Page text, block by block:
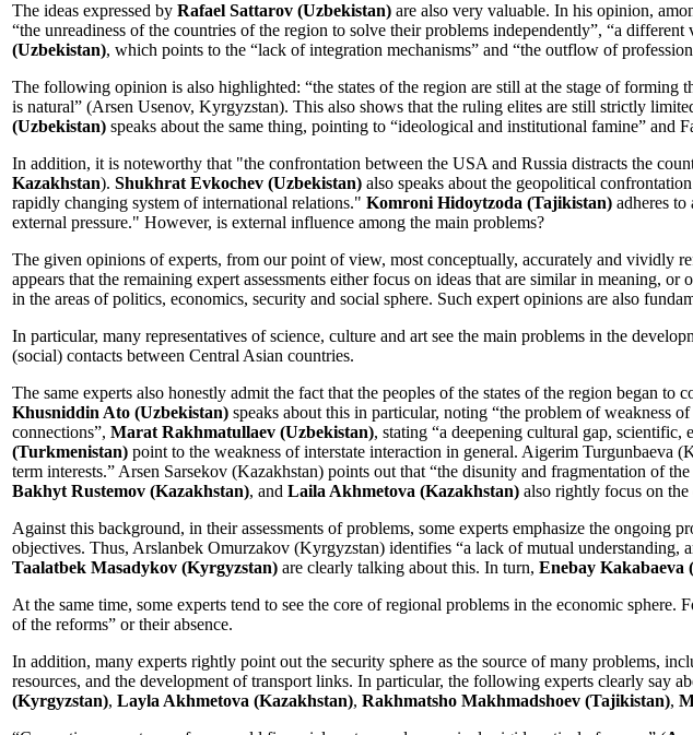
The ideas expressed by Rafael Sattarov (Uzbekistan) are also very valuable. In his opinion,
“the unreadiness of the countries of the region to solve their problems independently”, “a
(Uzbekistan), which points to the “lack of integration mechanisms” and “the outflow of
The following opinion is also highlighted: “the states of the region are still at the stage of
is natural” (Arsen Usenov, Kyrgyzstan). This also shows that the ruling elites are still strictly
(Uzbekistan) speaks about the same thing, pointing to “ideological and institutional famine”
In addition, it is noteworthy that "the confrontation between the USA and Russia distracts the
Kazakhstan). Shukhrat Evkochev (Uzbekistan) also speaks about the geopolitical
rapidly changing system of international relations." Komroni Hidoytzoda (Tajikistan) adheres
external pressure." However, is external influence among the main problems?
The given opinions of experts, from our point of view, most conceptually, accurately and vividly
appears that the remaining expert assessments either focus on ideas that are similar in meaning,
in the areas of politics, economics, security and social sphere. Such expert opinions are also
In particular, many representatives of science, culture and art see the main problems in the
(social) contacts between Central Asian countries.
The same experts also honestly admit the fact that the peoples of the states of the region began
Khusniddin Ato (Uzbekistan) speaks about this in particular, noting “the problem of weakness
connections”, Marat Rakhmatullaev (Uzbekistan), stating “a deepening cultural gap,
(Turkmenistan) point to the weakness of interstate interaction in general. Aigerim Turgunbaeva
term interests.” Arsen Sarsekov (Kazakhstan) points out that “the disunity and fragmentation of
Bakhyt Rustemov (Kazakhstan), and Laila Akhmetova (Kazakhstan) also rightly focus on
Against this background, in their assessments of problems, some experts emphasize the
objectives. Thus, Arslanbek Omurzakov (Kyrgyzstan) identifies “a lack of mutual understanding,
Taalatbek Masadykov (Kyrgyzstan) are clearly talking about this. In turn, Enebay Kakabaeva
At the same time, some experts tend to see the core of regional problems in the economic sphere.
of the reforms” or their absence.
In addition, many experts rightly point out the security sphere as the source of many problems,
resources, and the development of transport links. In particular, the following experts clearly say
(Kyrgyzstan), Layla Akhmetova (Kazakhstan), Rakhmatsho Makhmadshoev (Tajikistan),